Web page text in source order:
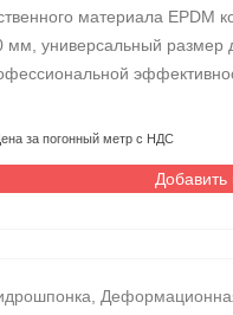
материала EPDM
универсальный размер
за погонный метр с НДС
Добавить
,